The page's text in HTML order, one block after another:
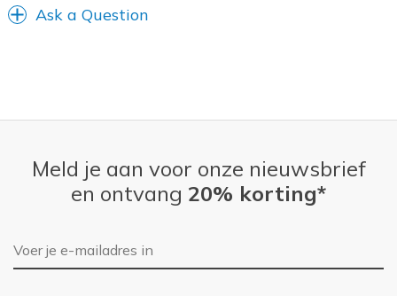
Ask a Question
Meld je aan voor onze nieuwsbrief
en ontvang 20% korting*
E-mailadres